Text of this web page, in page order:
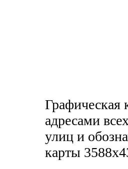
Графическая
адресами
улиц и
карты